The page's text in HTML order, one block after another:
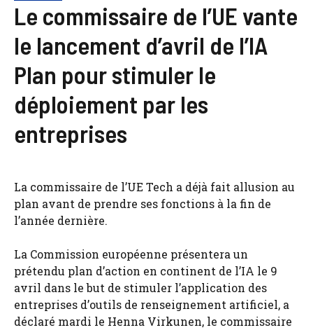
Le commissaire de l’UE vante
le lancement d’avril de l’IA
Plan pour stimuler le
déploiement par les
entreprises
La commissaire de l’UE Tech a déjà fait allusion au
plan avant de prendre ses fonctions à la fin de
l’année dernière.
La Commission européenne présentera un
prétendu plan d’action en continent de l’IA le 9
avril dans le but de stimuler l’application des
entreprises d’outils de renseignement artificiel, a
déclaré mardi le Henna Virkunen, le commissaire